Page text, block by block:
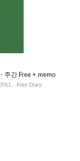
주간 Free + memo
- Free Diary